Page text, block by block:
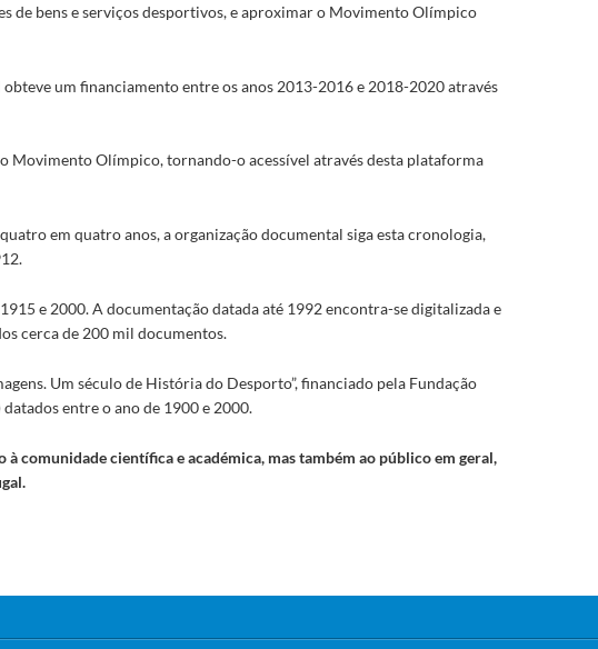
de bens e serviços desportivos, e aproximar o Movimento Olímpico
um financiamento entre os anos 2013-2016 e 2018-2020 através
Movimento Olímpico, tornando-o acessível através desta plataforma
em quatro anos, a organização documental siga esta cronologia,
e 2000. A documentação datada até 1992 encontra-se digitalizada e
cerca de 200 mil documentos.
Um século de História do Desporto”, financiado pela Fundação
entre o ano de 1900 e 2000.
científica e académica, mas também ao público em geral,